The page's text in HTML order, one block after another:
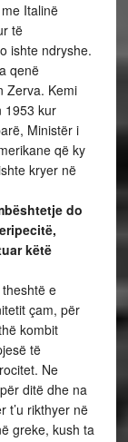
Italinë
të
ishte ndryshe.
qenë
Zerva. Kemi
1953 kur
Ministër i
që ky
kryer në
do
këtë
e
çam, për
kombit
të
Ne
ditë dhe na
t’u rikthyer në
greke, kush ta